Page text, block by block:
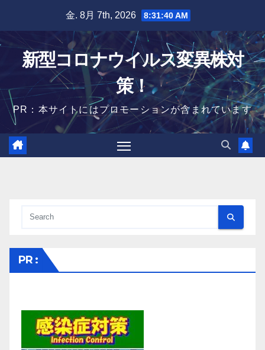
content
金. 8月 7th, 2026 8:31:41 AM
新型コロナウイルス変異株対
策！
PR：本サイトにはプロモーションが含まれています
PR :